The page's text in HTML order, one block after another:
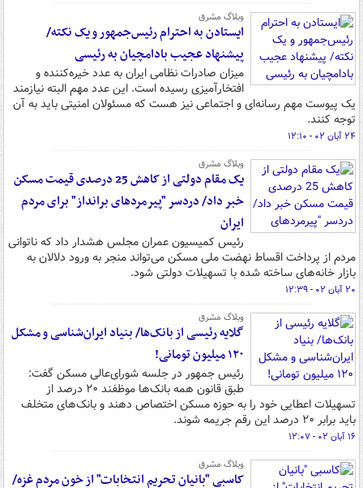
وبلاگ مشرق
ایستادن به احترام رئیس‌جمهور و یک نکته/
پیشنهاد عجیب بادامچیان به رئیسی
میزان صادرات نظامی ایران به عدد خیره‌کننده و
افتخارآمیزی رسیده است. این عدد مهم البته نیازمند
یک پیوست مهم رسانه‌ای و اجتماعی نیز هست که مسئولان امنیتی باید به آن
توجه کنند.
۲۴ آبان ۰۲ - ۱۲:۱۰
وبلاگ مشرق
یک مقام دولتی از کاهش 25 درصدی قیمت مسکن
خبر داد/ دردسر "پیرمردهای برانداز" برای مردم
ایران
رئیس کمیسیون عمران مجلس هشدار داد که ناتوانی
مردم از پرداخت اقساط نهضت ملی مسکن می‌تواند منجر به ورود دلالان به
بازار خانه‌های ساخته شده با تسهیلات دولتی شود.
۲۰ آبان ۰۲ - ۱۲:۳۹
وبلاگ مشرق
گلایه رئیسی از بانک‌ها/ بنیاد ایران‌شناسی و مشکل
۱۲۰ میلیون تومانی!
رئیس جمهور در جلسه شورای‌عالی مسکن گفت:
طبق قانون همه بانک‌ها موظفند ۲۰ درصد از
تسهیلات اعطایی خود را به حوزه مسکن اختصاص دهند و بانک‌های متخلف
باید برابر ۲۰ درصد این رقم جریمه شوند.
۱۶ آبان ۰۲ - ۱۲:۰۷
وبلاگ مشرق
کاسبی "بانیان تحریم انتخابات" از خون مردم غزه/